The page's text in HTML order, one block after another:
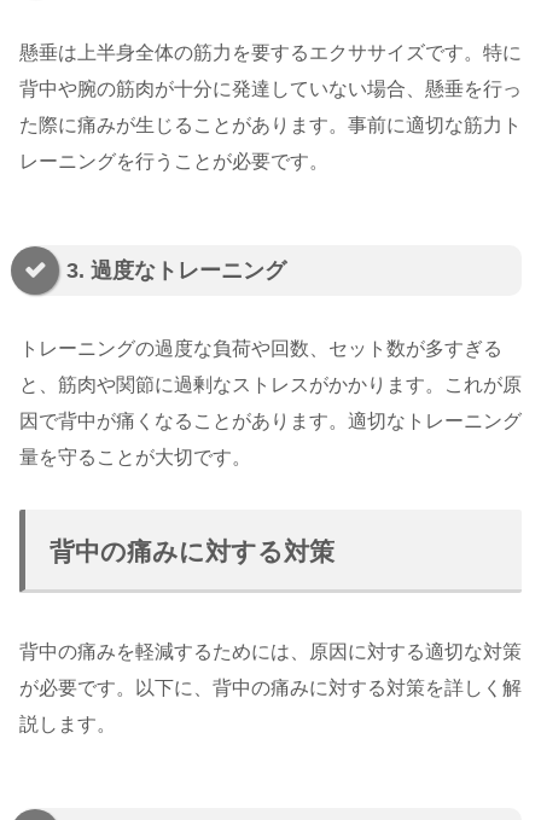
懸垂は上半身全体の筋力を要するエクササイズです。特に
背中や腕の筋肉が十分に発達していない場合、懸垂を行っ
た際に痛みが生じることがあります。事前に適切な筋力ト
レーニングを行うことが必要です。
3. 過度なトレーニング
トレーニングの過度な負荷や回数、セット数が多すぎる
と、筋肉や関節に過剰なストレスがかかります。これが原
因で背中が痛くなることがあります。適切なトレーニング
量を守ることが大切です。
背中の痛みに対する対策
背中の痛みを軽減するためには、原因に対する適切な対策
が必要です。以下に、背中の痛みに対する対策を詳しく解
説します。